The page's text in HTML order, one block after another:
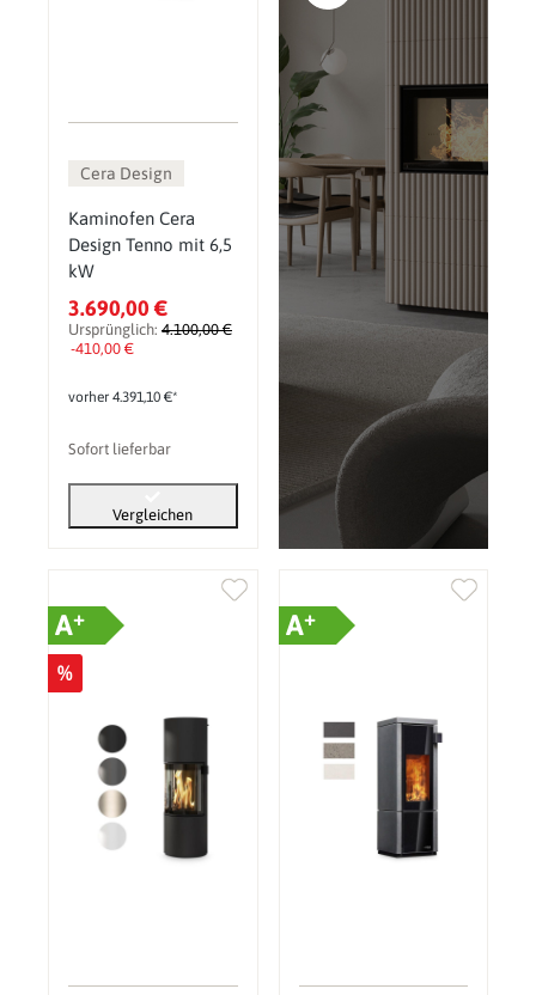
Cera Design
Kaminofen Cera
Design Tenno mit 6,5
kW
3.690,00 €
Ursprünglich: 4.100,00 €
-410,00 €
vorher 4.391,10 €*
Sofort lieferbar
Vergleichen
A+
%
A+